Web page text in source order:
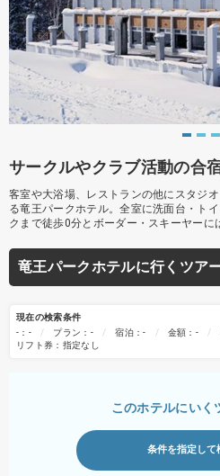
サークルやクラブ活動の合
客室や大浴場、レストランの他にスタジ
る竜王パークホテル。全室に洗面台・ト
クまで徒歩0分とボーダー・スキーヤーに
竜王パークホテルに行くツア
現在の検索条件
-：-
プラン：- 宿泊：- 金額：-
リフト券：指定なし
このホテルにいく
条件を指定して